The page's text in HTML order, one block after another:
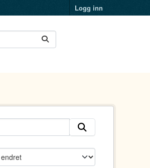
Logg inn